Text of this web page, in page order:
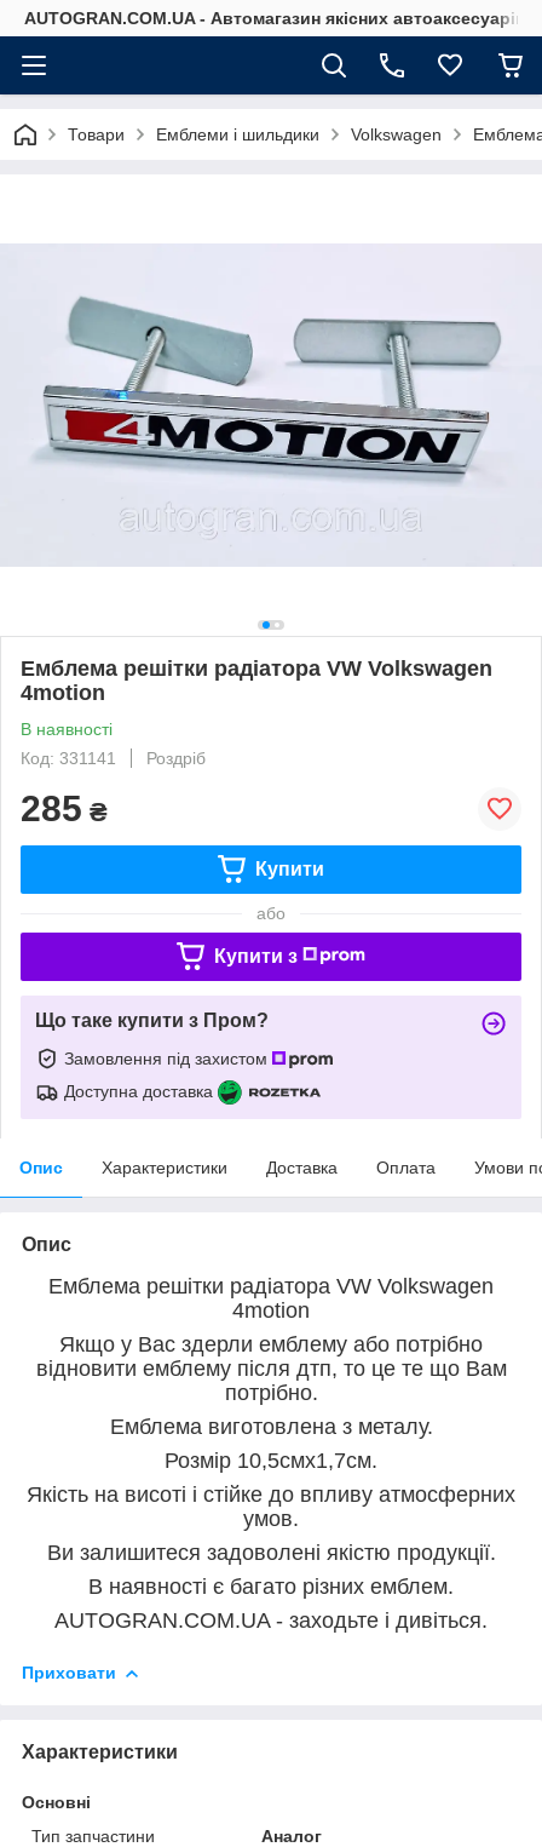
AUTOGRAN.COM.UA - Автомагазин якісних автоаксесуарів
Товари Емблеми і шильдики Volkswagen
Емблема решітки радіатора VW Volkswagen
4motion
В наявності
Код: 331141
Роздріб
285 ₴
Купити
або
Купити з
Що таке купити з Пром?
Замовлення під захистом
Доступна доставка
Опис Характеристики Доставка Оплата Умови
Опис
Емблема решітки радіатора VW Volkswagen
4motion
Якщо у Вас здерли емблему або потрібно
відновити емблему після дтп, то це те що Вам
потрібно.
Емблема виготовлена з металу.
Розмір 10,5смх1,7см.
Якість на висоті і стійке до впливу атмосферних
умов.
Ви залишитеся задоволені якістю продукції.
В наявності є багато різних емблем.
AUTOGRAN.COM.UA - заходьте і дивіться.
Приховати
Характеристики
Основні
Тип запчастини
Аналог